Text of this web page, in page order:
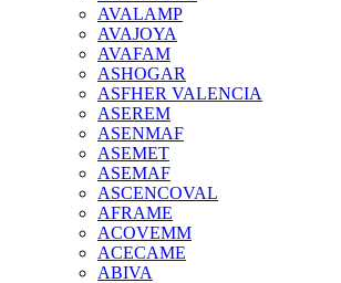
AVALAMP
AVAJOYA
AVAFAM
ASHOGAR
ASFHER VALENCIA
ASEREM
ASENMAF
ASEMET
ASEMAF
ASCENCOVAL
AFRAME
ACOVEMM
ACECAME
ABIVA